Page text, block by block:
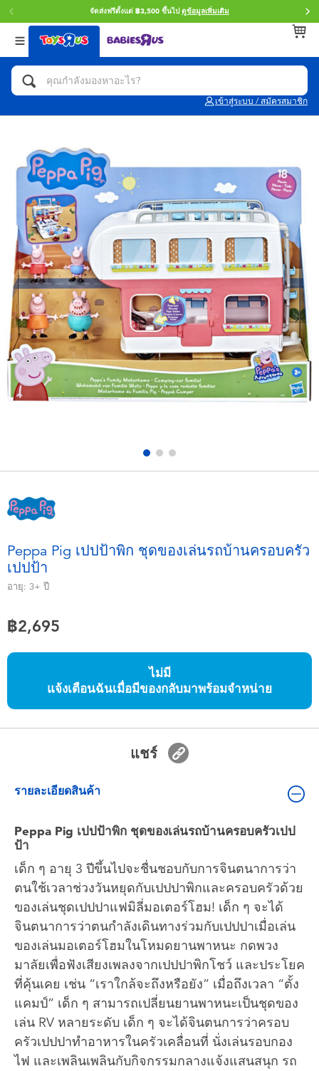
จัดส่งฟรีตั้งแต่ ฿3,500 ขึ้นไป ดูข้อมูลเพิ่มเติม
เข้าสู่ระบบ / สมัครสมาชิก
กลับ
หมวดหมู่
แอคชั่นฟิกเกอร์ และการสวมบทบาทเป็นฮีโร่
ตัวต่อและ LEGO
รถของเล่น, รถบรรทุกของเล่น, รถไฟของเล่น
และรีโมทบังคับ
กิจกรรมและงานคราฟท์
ตุ๊กตาและของสะสม
อุปกรณ์อิเล็คทรอนิกส์
เกมและพัซเซิล
ของเล่นเพื่อการเรียนรู้
กิจกรรมกลางแจ้งและกีฬา
ของเล่นสำหรับเด็กทารกและวัยหัดเดิน
แบตเตอรี่
Nintendo Switch
กลับ
แบรนด์
Toy Story ทอย สตอรี่
Star Wars
LEGOเลโก้
Blokees บล็อคคีส์
Zuru ซูรู
X-Shot
playpop
Barbie บาร์บี้
กลับ
Age
0~2 ปี
5~7 ปี
8~11 ปี
12~14 ปี
14+ ปี
Peppa Pig เปปป้าพิก ชุดของเล่นรถบ้านครอบครัว
เปปป้า
อายุ: 3+ ปี
฿2,695
ไม่มี
แจ้งเตือนฉันเมื่อมีของกลับมาพร้อมจำหน่าย
แชร์
รายละเอียดสินค้า
Peppa Pig เปปป้าพิก ชุดของเล่นรถบ้านครอบครัวเปป
ป้า
เด็ก ๆ อายุ 3 ปีขึ้นไปจะชื่นชอบกับการจินตนาการว่า
ตนใช้เวลาช่วงวันหยุดกับเปปปาพิกและครอบครัวด้วย
ของเล่นชุดเปปปาแฟมิลี่มอเตอร์โฮม! เด็ก ๆ จะได้
จินตนาการว่าตนกำลังเดินทางร่วมกับเปปปาเมื่อเล่น
ของเล่นมอเตอร์โฮมในโหมดยานพาหนะ กดพวง
มาลัยเพื่อฟังเสียงเพลงจากเปปปาพิกโชว์ และประโยค
ที่คุ้นเคย เช่น “เราใกล้จะถึงหรือยัง” เมื่อถึงเวลา “ตั้ง
แคมป์” เด็ก ๆ สามารถเปลี่ยนยานพาหนะเป็นชุดของ
เล่น RV หลายระดับ เด็ก ๆ จะได้จินตนการว่าครอบ
ครัวเปปปาทำอาหารในครัวเคลื่อนที่ นั่งเล่นรอบกอง
ไฟ และเพลินเพลินกับกิจกรรมกลางแจ้งแสนสนุก รถ